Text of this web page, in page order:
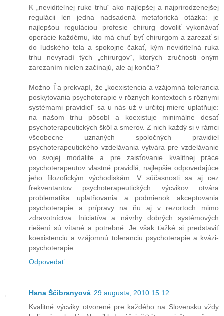
K „neviditeľnej ruke trhu“ ako najlepšej a najprirodzenejšej
regulácii len jedna nadsadená metaforická otázka: je
najlepšou reguláciou profesie chirurg dovoliť vykonávať
operácie každému, kto má chuť byť chirurgom a zarezať si
do ľudského tela a spokojne čakať, kým neviditeľná ruka
trhu nevyradí tých „chirurgov“, ktorých zručnosti oným
zarezaním nielen začínajú, ale aj končia?
Možno Ťa prekvapí, že „koexistencia a vzájomná tolerancia
poskytovania psychoterapie v rôznych kontextoch s rôznymi
systémami pravidiel“ sa u nás už v určitej miere uplatňuje:
na našom trhu pôsobí a koexistuje minimálne desať
psychoterapeutických škôl a smerov. Z nich každý si v rámci
všeobecne uznaných spoločných pravidiel
psychoterapeutického vzdelávania vytvára pre vzdelávanie
vo svojej modalite a pre zaisťovanie kvalitnej práce
psychoterapeutov vlastné pravidlá, najlepšie odpovedajúce
jeho filozofickým východiskám. V súčasnosti sa aj cez
frekventantov psychoterapeutických výcvikov otvára
problematika uplatňovania a podmienok akceptovania
psychoterapie a prípravy na ňu aj v rezortoch mimo
zdravotníctva. Iniciatíva a návrhy dobrých systémových
riešení sú vítané a potrebné. Je však ťažké si predstaviť
koexistenciu a vzájomnú toleranciu psychoterapie a kvázi-
psychoterapie.
Odpovedať
Hana Ščibranyová 29 augusta, 2010 15:12
Kvalitné výcviky otvorené pre každého na Slovensku vždy